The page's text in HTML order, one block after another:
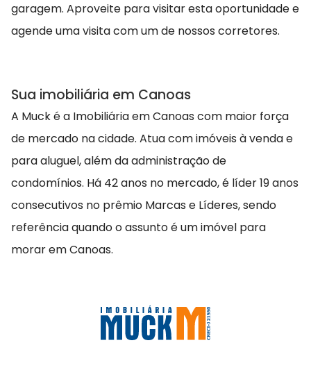
garagem. Aproveite para visitar esta oportunidade e
agende uma visita com um de nossos corretores.
Sua imobiliária em Canoas
A Muck é a Imobiliária em Canoas com maior força
de mercado na cidade. Atua com imóveis à venda e
para aluguel, além da administração de
condomínios. Há 42 anos no mercado, é líder 19 anos
consecutivos no prêmio Marcas e Líderes, sendo
referência quando o assunto é um imóvel para
morar em Canoas.